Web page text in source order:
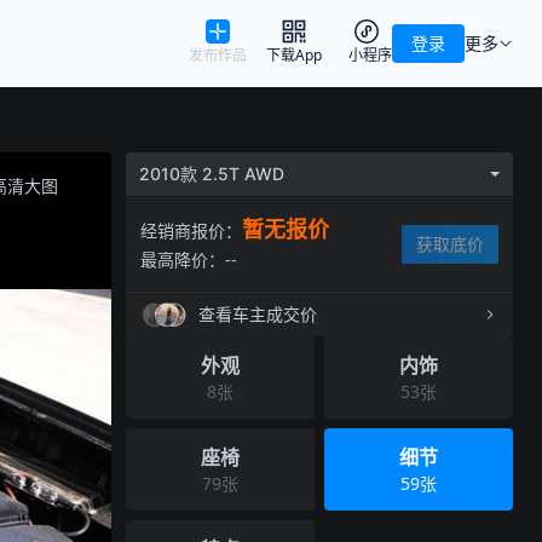
更多
登录
发布作品 下载App 小程序
清大图
2010款 2.5T AWD
经销商报价： 暂无报价
最高降价： --
获取底价
查看车主成交价
外观
8张
内饰
53张
座椅
79张
细节
59张